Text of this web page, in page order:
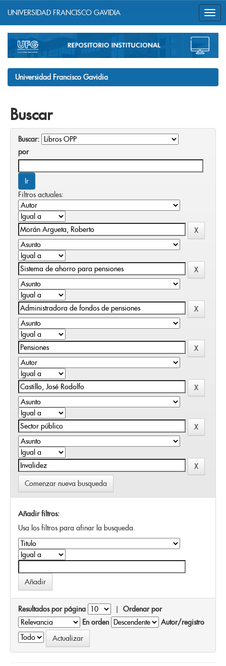
navigation
UNIVERSIDAD FRANCISCO GAVIDIA
Universidad Francisco Gavidia
Buscar
Buscar:
por
Filtros actuales:
Comenzar nueva busqueda
Añadir filtros:
Usa los filtros para afinar la busqueda.
Resultados por página | Ordenar por
En orden
Autor/registro